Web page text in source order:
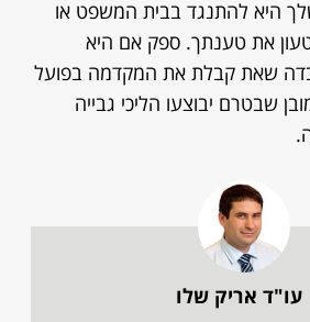
היא להתנגד בבית המשפט או
את טענתך. ספק אם היא
שאת קבלת את המקדמה בפועל
שבטרם יבוצעו הליכי גבייה
עו"ד אריק שלו